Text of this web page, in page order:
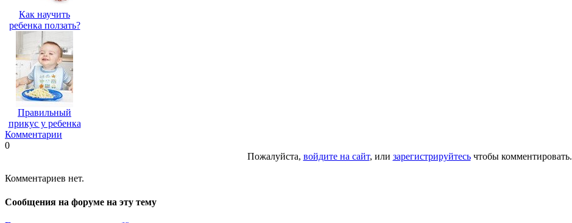
Как научить
ребенка ползать?
Правильный
прикус у ребенка
Комментарии
0
Пожалуйста, войдите на сайт, или зарегистрируйтесьчтобы комментировать.
Комментариев нет.
Сообщения на форуме на эту тему